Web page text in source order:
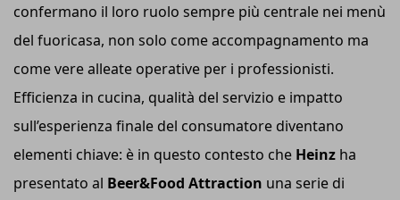
confermano il loro ruolo sempre più centrale nei menù
del fuoricasa, non solo come accompagnamento ma
come vere alleate operative per i professionisti.
Efficienza in cucina, qualità del servizio e impatto
sull’esperienza finale del consumatore diventano
elementi chiave: è in questo contesto che Heinz ha
presentato al Beer&Food Attraction una serie di